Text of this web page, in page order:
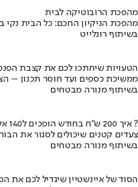
מהפכת הרובוטיקה לבית
מהפכת הניקיון החכם: כל הבית נקי
בשיתוף רונלייט
הטעויות שיחתכו לכם את קצבת
ממשיכת כספים ועד חוסר תכנון –
בשיתוף מנורה מבטחים
איך 200 ש"ח בחודש הופכים ל140 אלף ?
צעדים קטנים שיכולים לסגור את הבור
בשיתוף מנורה מבטחים
הסוד של איינשטיין שיגדיל לכם את